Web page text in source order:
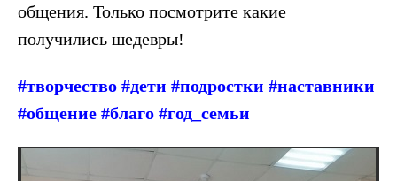
общения. Только посмотрите какие
получились шедевры!
#творчество #дети #подростки #наставники
#общение #благо #год_семьи